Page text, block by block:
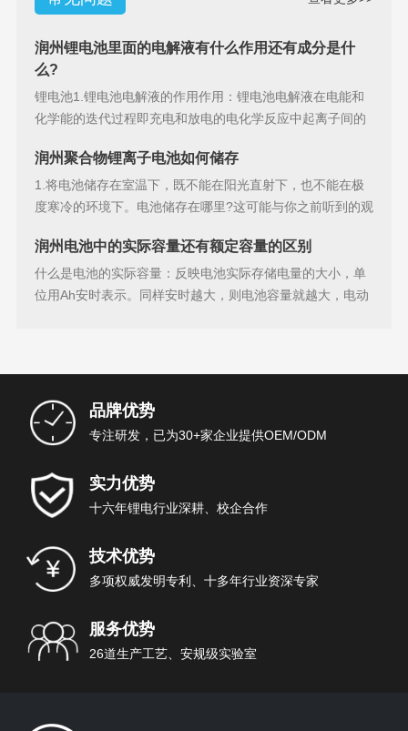
润州锂电池里面的电解液有什么作用还有成分是什
么?
锂电池1.锂电池电解液的作用作用：锂电池电解液在电能和
化学能的迭代过程即充电和放电的电化学反应中起离子间的
润州聚合物锂离子电池如何储存
1.将电池储存在室温下，既不能在阳光直射下，也不能在极
度寒冷的环境下。电池储存在哪里?这可能与你之前听到的观
润州电池中的实际容量还有额定容量的区别
什么是电池的实际容量：反映电池实际存储电量的大小，单
位用Ah安时表示。同样安时越大，则电池容量就越大，电动
品牌优势
专注研发，已为30+家企业提供OEM/ODM
实力优势
十六年锂电行业深耕、校企合作
技术优势
多项权威发明专利、十多年行业资深专家
服务优势
26道生产工艺、安规级实验室